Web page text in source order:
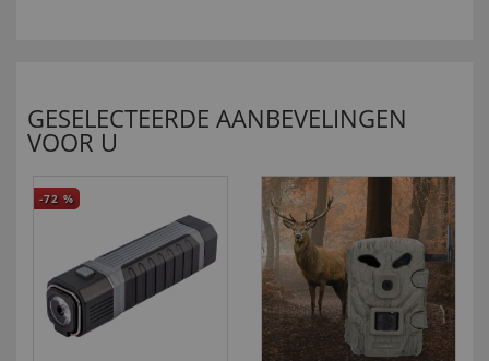
GESELECTEERDE AANBEVELINGEN
VOOR U
-72 %